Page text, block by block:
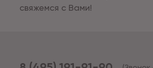
свяжемся с Вами!